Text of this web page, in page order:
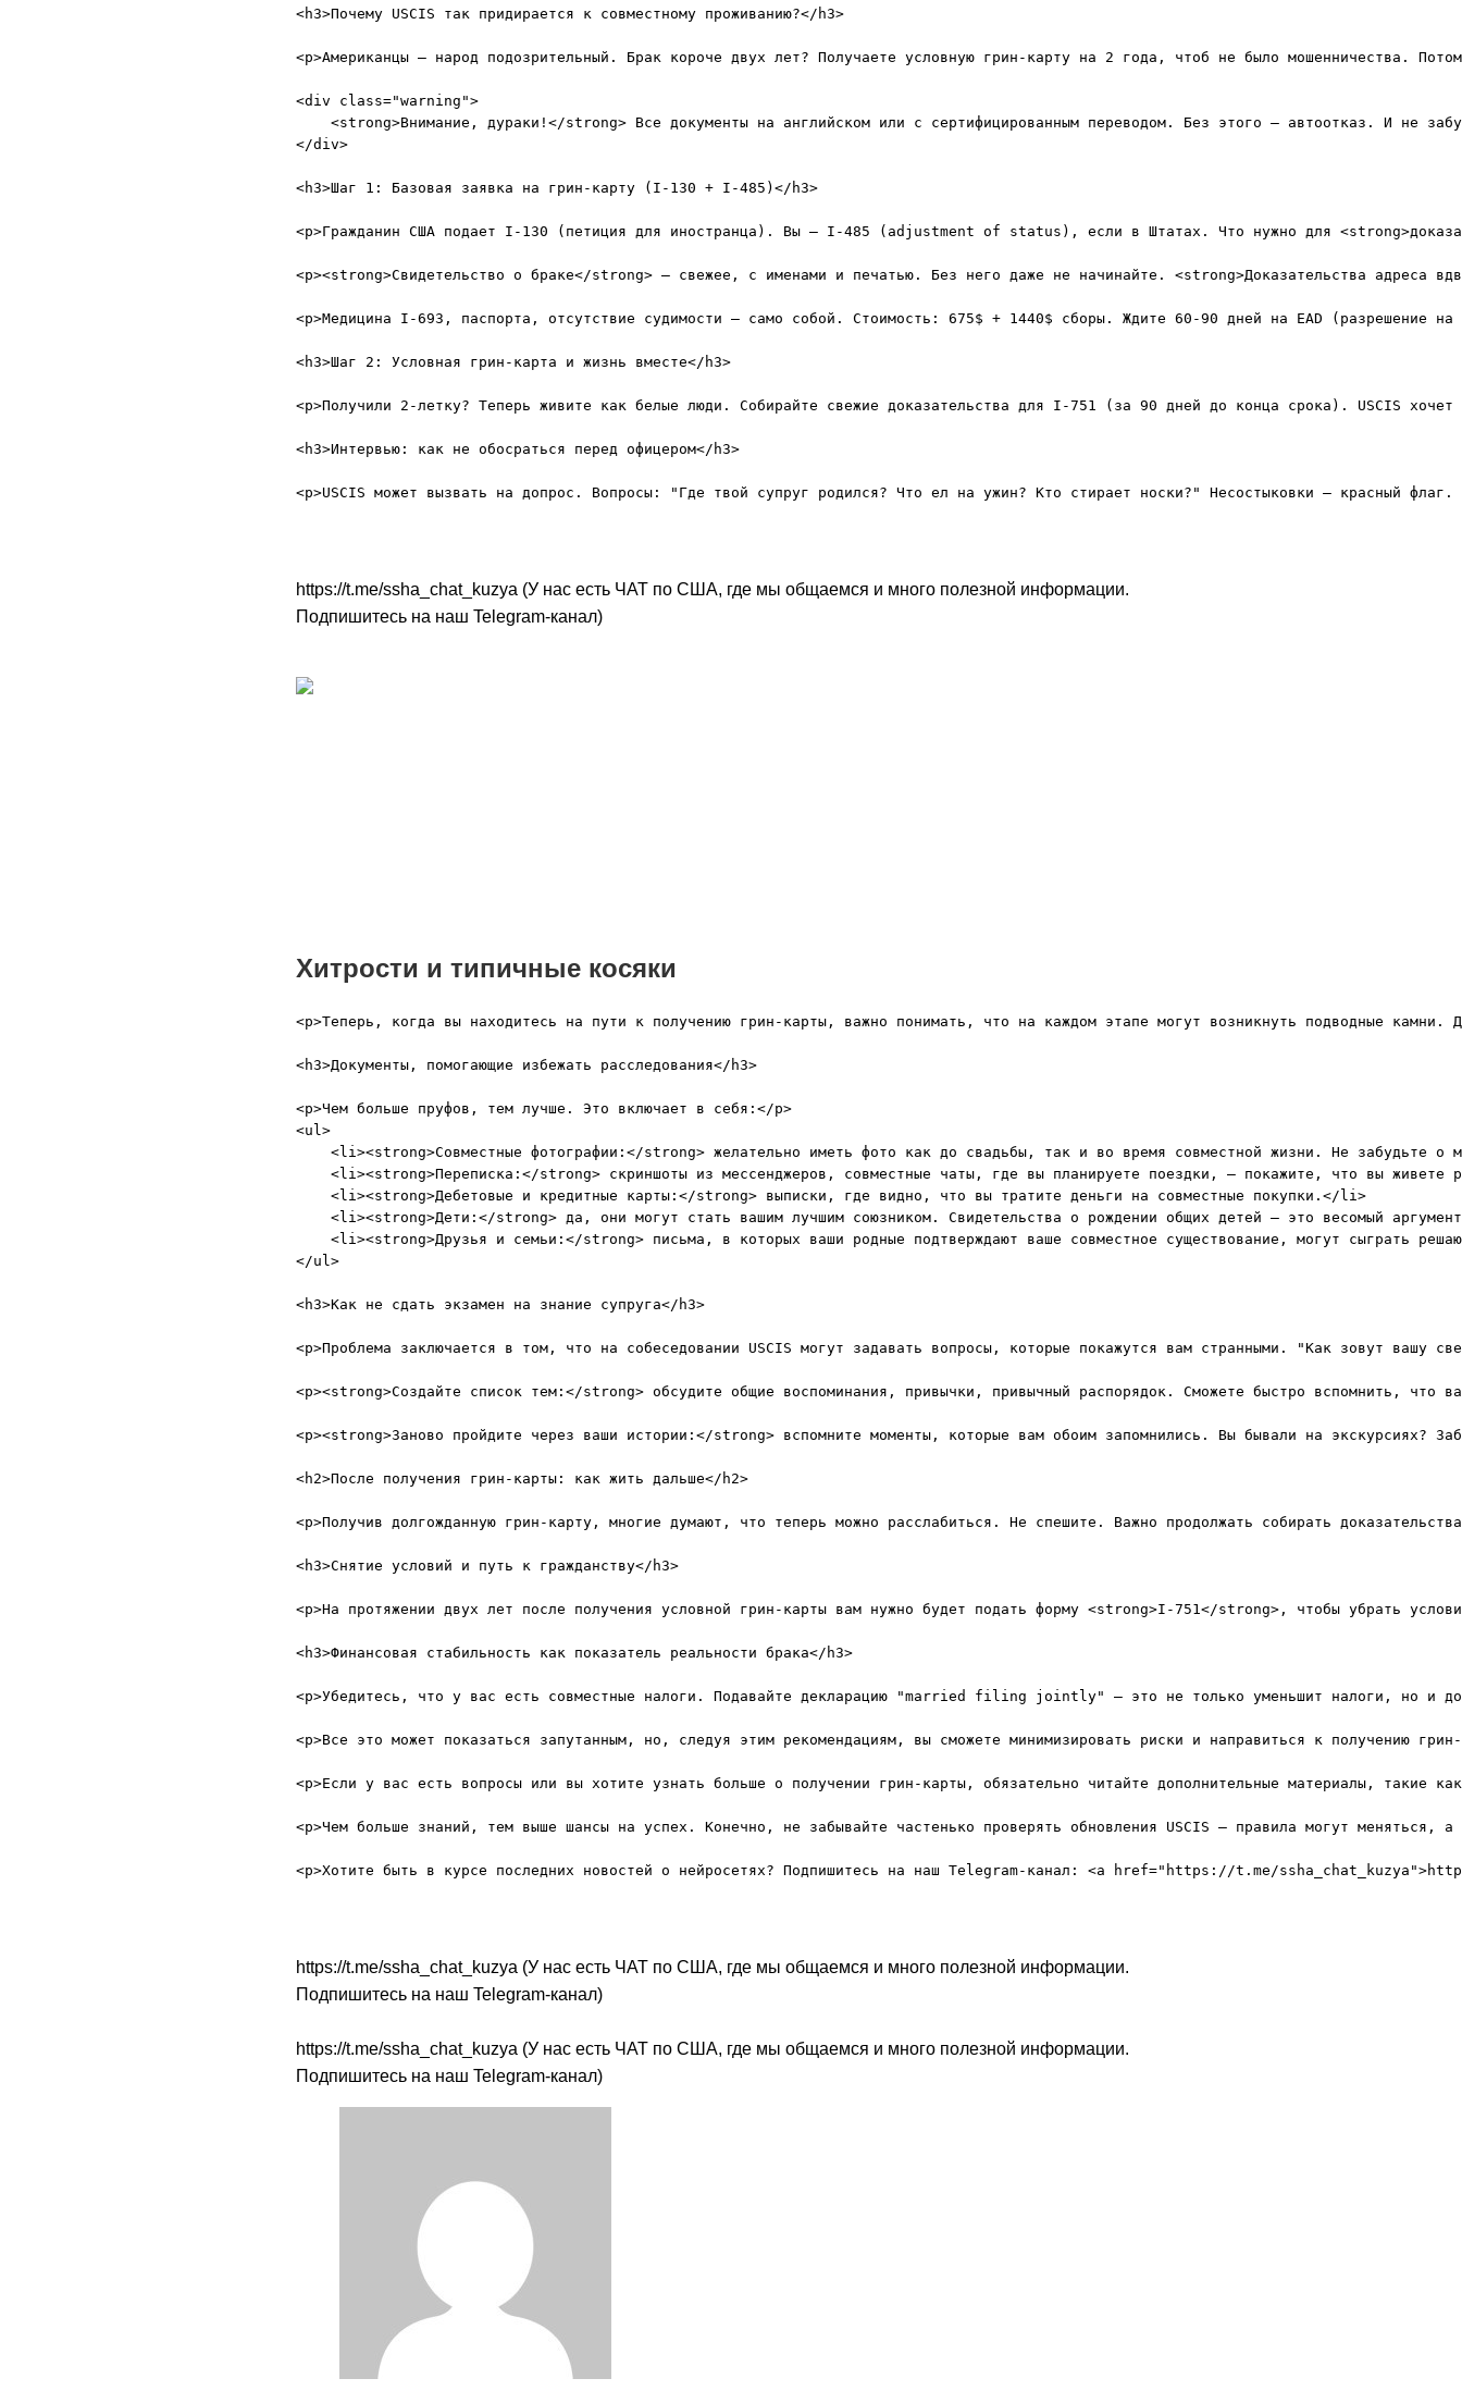
<h3>Почему USCIS так придирается к совместному проживанию?</h3>
<p>Американцы — народ подозрительный. Брак короче двух лет? Получаете условную грин-карту на 2 года, чтоб не было мошенничества.
<div class="warning">
<strong>Внимание, дураки!</strong> Все документы на английском или с сертифицированным переводом. Без этого — автоотказ. И не
</div>
<h3>Шаг 1: Базовая заявка на грин-карту (I-130 + I-485)</h3>
<p>Гражданин США подает I-130 (петиция для иностранца). Вы — I-485 (adjustment of status), если в Штатах. Что нужно для
<p><strong>Свидетельство о браке</strong> — свежее, с именами и печатью. Без него даже не начинайте. <strong>Доказательства
<p>Медицина I-693, паспорта, отсутствие судимости — само собой. Стоимость: 675$ + 1440$ сборы. Ждите 60-90 дней на EAD (разрешение
<h3>Шаг 2: Условная грин-карта и жизнь вместе</h3>
<p>Получили 2-летку? Теперь живите как белые люди. Собирайте свежие доказательства для I-751 (за 90 дней до конца срока). USCIS
<h3>Интервью: как не обосраться перед офицером</h3>
https://t.me/ssha_chat_kuzya (У нас есть ЧАТ по США, где мы общаемся и много полезной информации.
Подпишитесь на наш Telegram-канал)
Хитрости и типичные косяки
<p>Теперь, когда вы находитесь на пути к получению грин-карты, важно понимать, что на каждом этапе могут возникнуть подводные
<h3>Документы, помогающие избежать расследования</h3>
<p>Чем больше пруфов, тем лучше. Это включает в себя:</p>
<ul>
<li><strong>Совместные фотографии:</strong> желательно иметь фото как до свадьбы, так и во время совместной жизни. Не забудьте о
<li><strong>Переписка:</strong> скриншоты из мессенджеров, совместные чаты, где вы планируете поездки, — покажите, что вы живете
    <li><strong>Дебетовые и кредитные карты:</strong> выписки, где видно, что вы тратите деньги на совместные покупки.</li>
<li><strong>Дети:</strong> да, они могут стать вашим лучшим союзником. Свидетельства о рождении общих детей — это весомый
<li><strong>Друзья и семьи:</strong> письма, в которых ваши родные подтверждают ваше совместное существование, могут сыграть
</ul>
<h3>Как не сдать экзамен на знание супруга</h3>
<p>Проблема заключается в том, что на собеседовании USCIS могут задавать вопросы, которые покажутся вам странными. "Как зовут
<p><strong>Создайте список тем:</strong> обсудите общие воспоминания, привычки, привычный распорядок. Сможете быстро вспомнить, что
<p><strong>Заново пройдите через ваши истории:</strong> вспомните моменты, которые вам обоим запомнились. Вы бывали на экскурсиях?
<h2>После получения грин-карты: как жить дальше</h2>
<p>Получив долгожданную грин-карту, многие думают, что теперь можно расслабиться. Не спешите. Важно продолжать собирать
<h3>Снятие условий и путь к гражданству</h3>
<p>На протяжении двух лет после получения условной грин-карты вам нужно будет подать форму <strong>I-751</strong>, чтобы убрать
<h3>Финансовая стабильность как показатель реальности брака</h3>
<p>Убедитесь, что у вас есть совместные налоги. Подавайте декларацию "married filing jointly" — это не только уменьшит налоги, но и
<p>Все это может показаться запутанным, но, следуя этим рекомендациям, вы сможете минимизировать риски и направиться к получению
<p>Если у вас есть вопросы или вы хотите узнать больше о получении грин-карты, обязательно читайте дополнительные материалы, такие
<p>Чем больше знаний, тем выше шансы на успех. Конечно, не забывайте частенько проверять обновления USCIS — правила могут меняться,
https://t.me/ssha_chat_kuzya (У нас есть ЧАТ по США, где мы общаемся и много полезной информации.
Подпишитесь на наш Telegram-канал)
https://t.me/ssha_chat_kuzya (У нас есть ЧАТ по США, где мы общаемся и много полезной информации.
Подпишитесь на наш Telegram-канал)